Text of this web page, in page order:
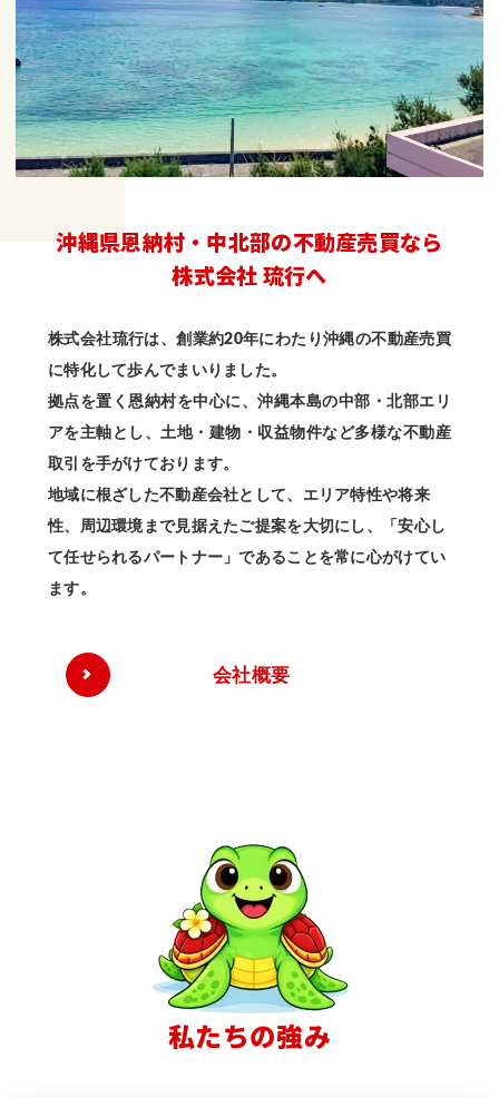
沖縄県恩納村・中北部の不動産売買なら
株式会社 琉行へ
株式会社琉行は、創業約20年にわたり沖縄の不動産売買
に特化して歩んでまいりました。
拠点を置く恩納村を中心に、沖縄本島の中部・北部エリ
アを主軸とし、土地・建物・収益物件など多様な不動産
取引を手がけております。
地域に根ざした不動産会社として、エリア特性や将来
性、周辺環境まで見据えたご提案を大切にし、「安心し
て任せられるパートナー」であることを常に心がけてい
ます。
会社概要
私たちの強み